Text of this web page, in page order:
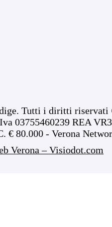
Tutti i diritti riservati
03755460239 REA
€ 80.000 - Verona
Verona – Visiodot.com